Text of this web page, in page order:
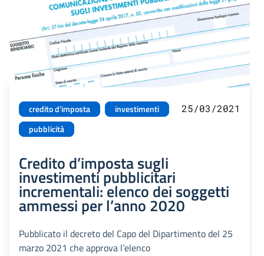
credito d'imposta
investimenti
pubblicità
25/03/2021
Credito d’imposta sugli
investimenti pubblicitari
incrementali: elenco dei soggetti
ammessi per l’anno 2020
Pubblicato il decreto del Capo del Dipartimento del 25
marzo 2021 che approva l’elenco